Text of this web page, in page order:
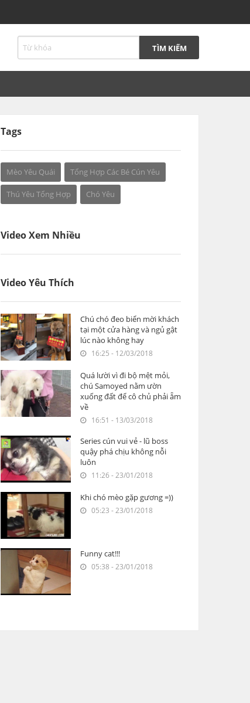
Tags
Mèo Yêu Quái Tổng Hợp Các Bé Cún Yêu
Thú Yêu Tổng Hợp Chó Yêu
Video Xem Nhiều
Video Yêu Thích
Chú chó đeo biển mời khách
tại một cửa hàng và ngủ gật
lúc nào không hay
16:25 - 12/03/2018
Quá lười vì đi bộ mệt mỏi,
chú Samoyed nằm ườn
xuống đất để cô chủ phải ẵm
về
16:51 - 13/03/2018
Series cún vui vẻ - lũ boss
quậy phá chịu không nỗi
luôn
11:26 - 23/01/2018
Khi chó mèo gặp gương =))
05:23 - 23/01/2018
Funny cat!!!
05:38 - 23/01/2018